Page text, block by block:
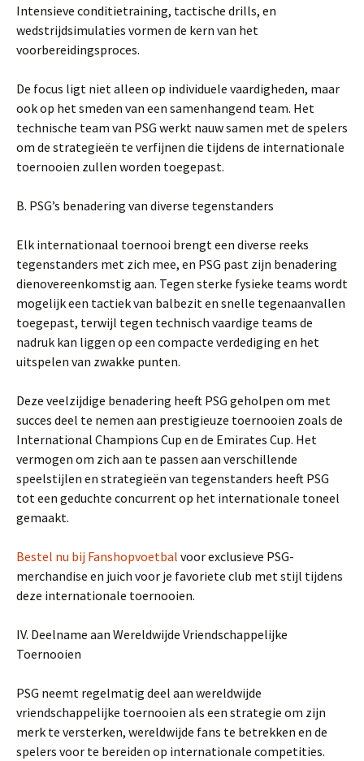
Intensieve conditietraining, tactische drills, en
wedstrijdsimulaties vormen de kern van het
voorbereidingsproces.
De focus ligt niet alleen op individuele vaardigheden, maar
ook op het smeden van een samenhangend team. Het
technische team van PSG werkt nauw samen met de spelers
om de strategieën te verfijnen die tijdens de internationale
toernooien zullen worden toegepast.
B. PSG’s benadering van diverse tegenstanders
Elk internationaal toernooi brengt een diverse reeks
tegenstanders met zich mee, en PSG past zijn benadering
dienovereenkomstig aan. Tegen sterke fysieke teams wordt
mogelijk een tactiek van balbezit en snelle tegenaanvallen
toegepast, terwijl tegen technisch vaardige teams de
nadruk kan liggen op een compacte verdediging en het
uitspelen van zwakke punten.
Deze veelzijdige benadering heeft PSG geholpen om met
succes deel te nemen aan prestigieuze toernooien zoals de
International Champions Cup en de Emirates Cup. Het
vermogen om zich aan te passen aan verschillende
speelstijlen en strategieën van tegenstanders heeft PSG
tot een geduchte concurrent op het internationale toneel
gemaakt.
Bestel nu bij Fanshopvoetbal voor exclusieve PSG-
merchandise en juich voor je favoriete club met stijl tijdens
deze internationale toernooien.
IV. Deelname aan Wereldwijde Vriendschappelijke
Toernooien
PSG neemt regelmatig deel aan wereldwijde
vriendschappelijke toernooien als een strategie om zijn
merk te versterken, wereldwijde fans te betrekken en de
spelers voor te bereiden op internationale competities.